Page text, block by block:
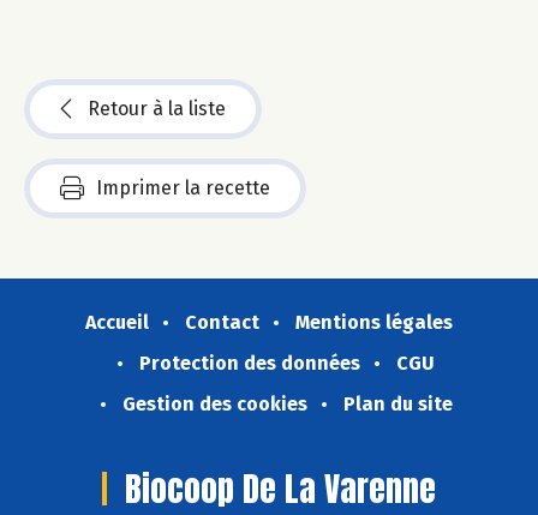
Retour à la liste
Imprimer la recette
Accueil Contact
Mentions légales
Protection des données
CGU
Gestion des cookies
Plan du site
Biocoop De La Varenne